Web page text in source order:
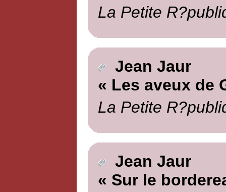
La Petite
Jean Jaur
« Les aveux de
La Petite
Jean Jaur
« Sur le